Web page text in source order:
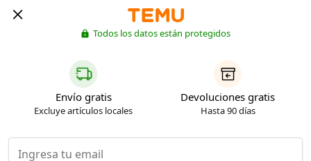
Todos los datos están protegidos
Envío gratis
Excluye artículos locales
Devoluciones gratis
Hasta 90 días